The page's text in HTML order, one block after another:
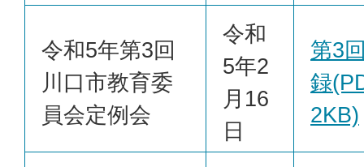
令和5年第3回
川口市教育委
員会定例会
令和
5年2
月16
日
第3
録
2KB)